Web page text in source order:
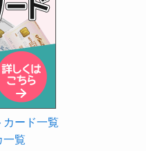
カード一覧
一覧